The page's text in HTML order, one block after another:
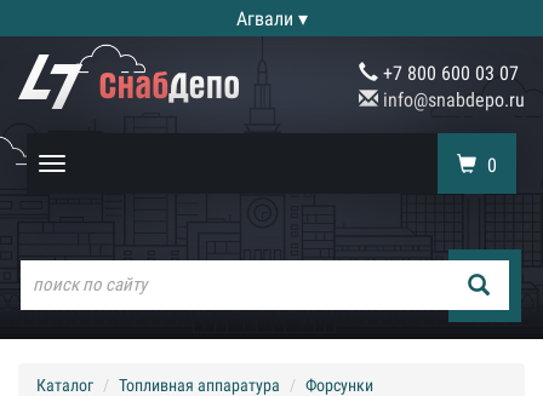
Агвали ▾
+7 800 600 03 07
info@snabdepo.ru
Toggle
0
Каталог Топливная аппаратура Форсунки